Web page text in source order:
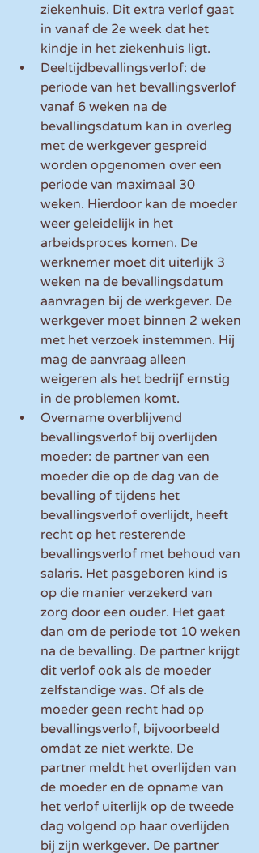
ziekenhuis. Dit extra verlof gaat
in vanaf de 2e week dat het
kindje in het ziekenhuis ligt.
Deeltijdbevallingsverlof: de
periode van het bevallingsverlof
vanaf 6 weken na de
bevallingsdatum kan in overleg
met de werkgever gespreid
worden opgenomen over een
periode van maximaal 30
weken. Hierdoor kan de moeder
weer geleidelijk in het
arbeidsproces komen. De
werknemer moet dit uiterlijk 3
weken na de bevallingsdatum
aanvragen bij de werkgever. De
werkgever moet binnen 2 weken
met het verzoek instemmen. Hij
mag de aanvraag alleen
weigeren als het bedrijf ernstig
in de problemen komt.
Overname overblijvend
bevallingsverlof bij overlijden
moeder: de partner van een
moeder die op de dag van de
bevalling of tijdens het
bevallingsverlof overlijdt, heeft
recht op het resterende
bevallingsverlof met behoud van
salaris. Het pasgeboren kind is
op die manier verzekerd van
zorg door een ouder. Het gaat
dan om de periode tot 10 weken
na de bevalling. De partner krijgt
dit verlof ook als de moeder
zelfstandige was. Of als de
moeder geen recht had op
bevallingsverlof, bijvoorbeeld
omdat ze niet werkte. De
partner meldt het overlijden van
de moeder en de opname van
het verlof uiterlijk op de tweede
dag volgend op haar overlijden
bij zijn werkgever. De partner